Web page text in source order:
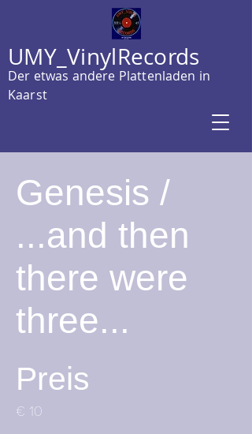
UMY_VinylRecords
Der etwas andere Plattenladen in
Kaarst
Genesis /
...and then
there were
three...
Preis
€ 10